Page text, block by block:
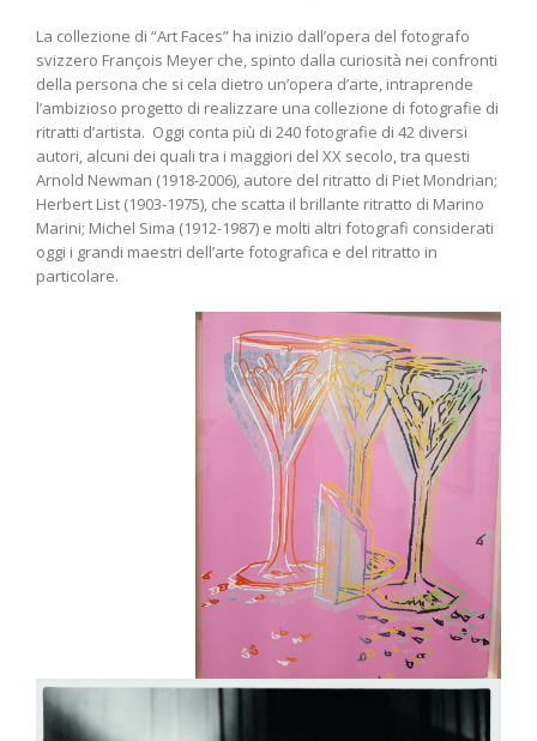
La collezione di “Art Faces” ha inizio dall’opera del fotografo
svizzero François Meyer che, spinto dalla curiosità nei confronti
della persona che si cela dietro un’opera d’arte, intraprende
l’ambizioso progetto di realizzare una collezione di fotografie di
ritratti d’artista. Oggi conta più di 240 fotografie di 42 diversi
autori, alcuni dei quali tra i maggiori del XX secolo, tra questi
Arnold Newman (1918-2006), autore del ritratto di Piet Mondrian;
Herbert List (1903-1975), che scatta il brillante ritratto di Marino
Marini; Michel Sima (1912-1987) e molti altri fotografi considerati
oggi i grandi maestri dell’arte fotografica e del ritratto in
particolare.